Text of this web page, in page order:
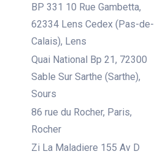
BP 331 10 Rue Gambetta,
62334 Lens Cedex (Pas-de-
Calais), Lens
Quai National Bp 21, 72300
Sable Sur Sarthe (Sarthe),
Sours
86 rue du Rocher, Paris,
Rocher
Zi La Maladiere 155 Av D